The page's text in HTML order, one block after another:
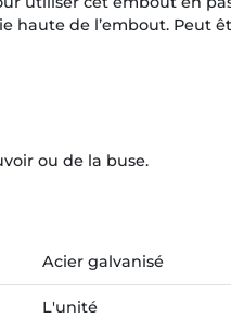
haute de l’embout. Peut
ou de la buse.
Acier galvanisé
L'unité